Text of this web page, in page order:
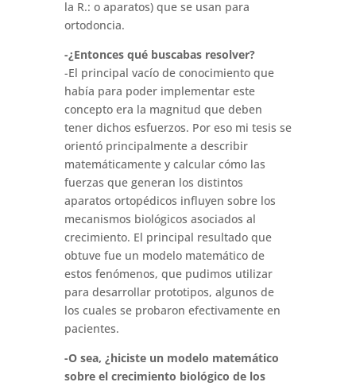
la R.: o aparatos) que se usan para
ortodoncia.
-¿Entonces qué buscabas resolver?
-El principal vacío de conocimiento que
había para poder implementar este
concepto era la magnitud que deben
tener dichos esfuerzos. Por eso mi tesis se
orientó principalmente a describir
matemáticamente y calcular cómo las
fuerzas que generan los distintos
aparatos ortopédicos influyen sobre los
mecanismos biológicos asociados al
crecimiento. El principal resultado que
obtuve fue un modelo matemático de
estos fenómenos, que pudimos utilizar
para desarrollar prototipos, algunos de
los cuales se probaron efectivamente en
pacientes.
-O sea, ¿hiciste un modelo matemático
sobre el crecimiento biológico de los